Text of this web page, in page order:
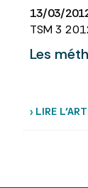
13/03/
TSM 3
Les
› LIRE